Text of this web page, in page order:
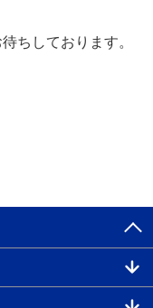
ちしております。